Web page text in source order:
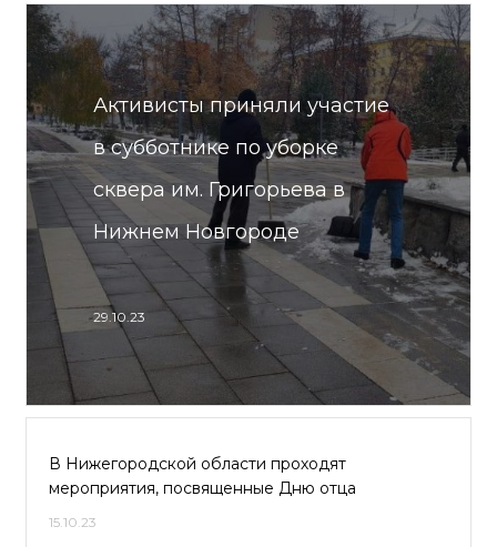
Активисты приняли участие
в субботнике по уборке
сквера им. Григорьева в
Нижнем Новгороде
29.10.23
В Нижегородской области проходят
мероприятия, посвященные Дню отца
15.10.23